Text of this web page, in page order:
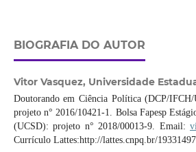
BIOGRAFIA DO AUTOR
Vitor Vasquez, Universidade
Doutorando em Ciência Política (DCP/IFCH/
projeto n° 2016/10421-1. Bolsa Fapesp
(UCSD): projeto n° 2018/00013-9. Email:
Currículo Lattes:http://lattes.cnpq.br/